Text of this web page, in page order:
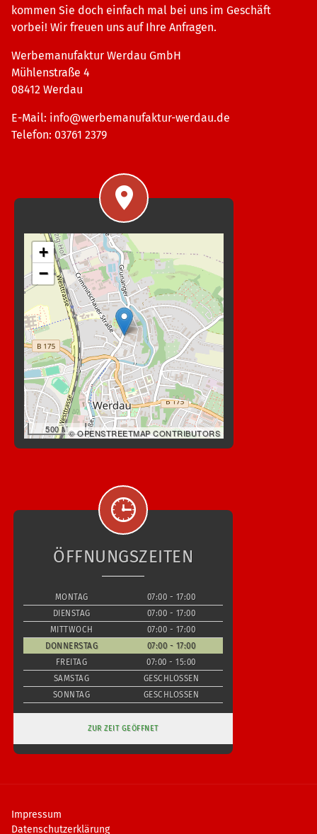
kommen Sie doch einfach mal bei uns im Geschäft
vorbei! Wir freuen uns auf Ihre Anfragen.
Werbemanufaktur Werdau GmbH
Mühlenstraße 4
08412 Werdau
E-Mail: info@werbemanufaktur-werdau.de
Telefon: 03761 2379
+
−
500 M© OPENSTREETMAP CONTRIBUTORS
ÖFFNUNGSZEITEN
MONTAG
07:00 - 17:00
DIENSTAG
07:00 - 17:00
MITTWOCH
07:00 - 17:00
DONNERSTAG
07:00 - 17:00
FREITAG
07:00 - 15:00
SAMSTAG
GESCHLOSSEN
SONNTAG
GESCHLOSSEN
ZUR ZEIT GEÖFFNET
Impressum
Datenschutzerklärung